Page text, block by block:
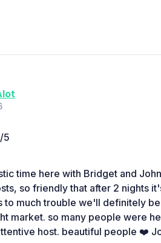
5
time here with Bridget and
so friendly that after 2 nights
to much trouble we'll definitely
market. so many people were
host. beautiful people ❤️